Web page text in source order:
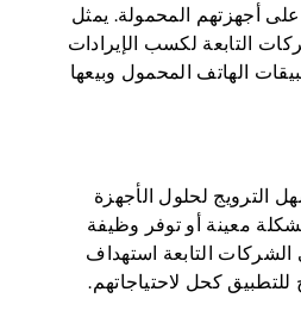
أجهزتهم المحمولة. يمثل
التابعة لكسب الإيرادات
الهاتف المحمول وبيعها
الترويج لحلول الأجهزة
معينة أو توفر وظيفة
التابعة استهداف
كحل لاحتياجاتهم.